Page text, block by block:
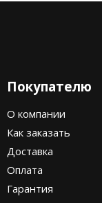
Покупателю
О компании
Как заказать
Доставка
Оплата
Гарантия